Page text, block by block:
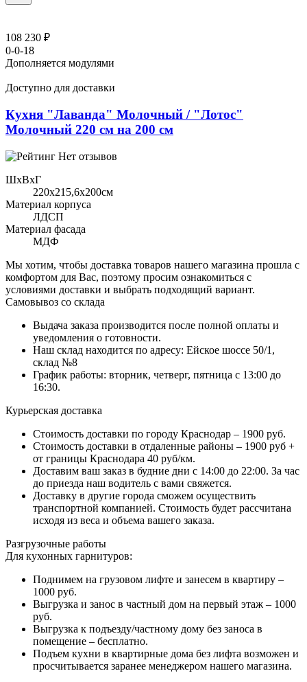
108 230 ₽
0-0-18
Дополняется модулями
Доступно для доставки
Кухня "Лаванда" Молочный / "Лотос"
Молочный 220 см на 200 см
Нет отзывов
ШхВхГ
220x215,6х200см
Материал корпуса
ЛДСП
Материал фасада
МДФ
Мы хотим, чтобы доставка товаров нашего магазина прошла с
комфортом для Вас, поэтому просим ознакомиться с
условиями доставки и выбрать подходящий вариант.
Самовывоз со склада
Выдача заказа производится после полной оплаты и
уведомления о готовности.
Наш склад находится по адресу: Ейское шоссе 50/1,
склад №8
График работы: вторник, четверг, пятница с 13:00 до
16:30.
Курьерская доставка
Стоимость доставки по городу Краснодар – 1900 руб.
Стоимость доставки в отдаленные районы – 1900 руб +
от границы Краснодара 40 руб/км.
Доставим ваш заказ в будние дни с 14:00 до 22:00. За час
до приезда наш водитель с вами свяжется.
Доставку в другие города сможем осуществить
транспортной компанией. Стоимость будет рассчитана
исходя из веса и объема вашего заказа.
Разгрузочные работы
Для кухонных гарнитуров:
Поднимем на грузовом лифте и занесем в квартиру –
1000 руб.
Выгрузка и занос в частный дом на первый этаж – 1000
руб.
Выгрузка к подъезду/частному дому без заноса в
помещение – бесплатно.
Подъем кухни в квартирные дома без лифта возможен и
просчитывается заранее менеджером нашего магазина.